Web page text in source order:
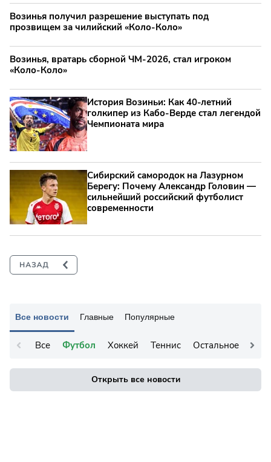
Все новости Главные Популярные
Все Футбол Хоккей Теннис Остальное
Открыть все новости
Возинья получил разрешение выступать под
прозвищем за чилийский «Коло-Коло»
Возинья, вратарь сборной ЧМ-2026, стал игроком
«Коло-Коло»
История Возиньи: Как 40-летний
голкипер из Кабо-Верде стал легендой
Чемпионата мира
Сибирский самородок на Лазурном
Берегу: Почему Александр Головин —
сильнейший российский футболист
современности